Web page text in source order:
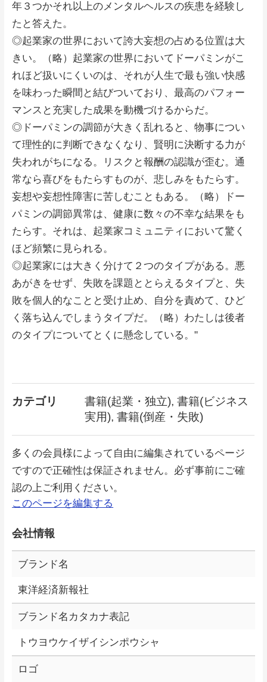
年３つかそれ以上のメンタルヘルスの疾患を経験し
たと答えた。
◎起業家の世界において誇大妄想の占める位置は大
きい。（略）起業家の世界においてドーパミンがこ
れほど扱いにくいのは、それが人生で最も強い快感
を味わった瞬間と結びついており、最高のパフォー
マンスと充実した成果を動機づけるからだ。
◎ドーパミンの調節が大きく乱れると、物事につい
て理性的に判断できなくなり、賢明に決断する力が
失われがちになる。リスクと報酬の認識が歪む。通
常なら喜びをもたらすものが、悲しみをもたらす。
妄想や妄想性障害に苦しむこともある。（略）ドー
パミンの調節異常は、健康に数々の不幸な結果をも
たらす。それは、起業家コミュニティにおいて驚く
ほど頻繁に見られる。
◎起業家には大きく分けて２つのタイプがある。悪
あがきをせず、失敗を課題ととらえるタイプと、失
敗を個人的なことと受け止め、自分を責めて、ひど
く落ち込んでしまうタイプだ。（略）わたしは後者
のタイプについてとくに懸念している。"
カテゴリ
書籍(起業・独立), 書籍(ビジネス
実用), 書籍(倒産・失敗)
多くの会員様によって自由に編集されているページ
ですので正確性は保証されません。必ず事前にご確
認の上ご利用ください。
このページを編集する
会社情報
ブランド名
東洋経済新報社
ブランド名カタカナ表記
トウヨウケイザイシンポウシャ
ロゴ